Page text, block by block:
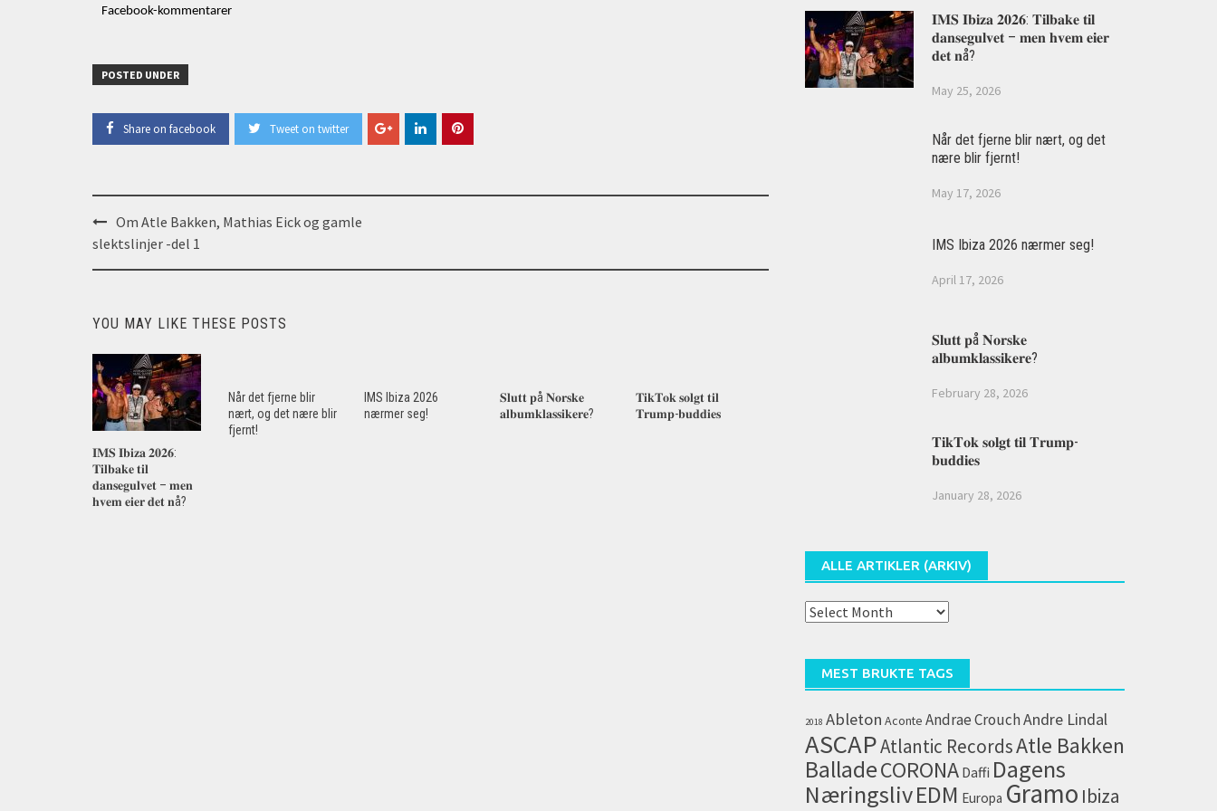
Facebook-kommentarer
POSTED UNDER
Share on facebook Tweet on twitter
Post
navigation
Om Atle Bakken, Mathias Eick og gamle
slektslinjer -del 1
YOU MAY LIKE THESE POSTS
𝐈𝐌𝐒 𝐈𝐛𝐢𝐳𝐚 𝟐𝟎𝟐𝟔:
𝐓𝐢𝐥𝐛𝐚𝐤𝐞 𝐭𝐢𝐥
𝐝𝐚𝐧𝐬𝐞𝐠𝐮𝐥𝐯𝐞𝐭 – 𝐦𝐞𝐧
𝐡𝐯𝐞𝐦 𝐞𝐢𝐞𝐫 𝐝𝐞𝐭 𝐧å?
Når det fjerne blir
nært, og det nære blir
fjernt!
IMS Ibiza 2026
nærmer seg!
𝐒𝐥𝐮𝐭𝐭 𝐩å 𝐍𝐨𝐫𝐬𝐤𝐞
𝐚𝐥𝐛𝐮𝐦𝐤𝐥𝐚𝐬𝐬𝐢𝐤𝐞𝐫𝐞?
𝐓𝐢𝐤𝐓𝐨𝐤 𝐬𝐨𝐥𝐠𝐭 𝐭𝐢𝐥
𝐓𝐫𝐮𝐦𝐩-𝐛𝐮𝐝𝐝𝐢𝐞𝐬
𝐈𝐌𝐒 𝐈𝐛𝐢𝐳𝐚 𝟐𝟎𝟐𝟔: 𝐓𝐢𝐥𝐛𝐚𝐤𝐞 𝐭𝐢𝐥
𝐝𝐚𝐧𝐬𝐞𝐠𝐮𝐥𝐯𝐞𝐭 – 𝐦𝐞𝐧 𝐡𝐯𝐞𝐦 𝐞𝐢𝐞𝐫
𝐝𝐞𝐭 𝐧å?
May 25, 2026
Når det fjerne blir nært, og det
nære blir fjernt!
May 17, 2026
IMS Ibiza 2026 nærmer seg!
April 17, 2026
𝐒𝐥𝐮𝐭𝐭 𝐩å 𝐍𝐨𝐫𝐬𝐤𝐞
𝐚𝐥𝐛𝐮𝐦𝐤𝐥𝐚𝐬𝐬𝐢𝐤𝐞𝐫𝐞?
February 28, 2026
𝐓𝐢𝐤𝐓𝐨𝐤 𝐬𝐨𝐥𝐠𝐭 𝐭𝐢𝐥 𝐓𝐫𝐮𝐦𝐩-
𝐛𝐮𝐝𝐝𝐢𝐞𝐬
January 28, 2026
ALLE ARTIKLER (ARKIV)
Alle
(arkiv)
MEST BRUKTE TAGS
2018 Ableton Aconte Andrae CrouchAndre Lindal
ASCAPAtlantic RecordsAtle Bakken
BalladeCORONA Daffi Dagens
NæringslivEDM Europa Gramo Ibiza